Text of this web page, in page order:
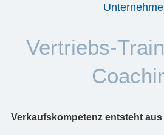
Vertriebs-
Verkaufskompetenz entsteht